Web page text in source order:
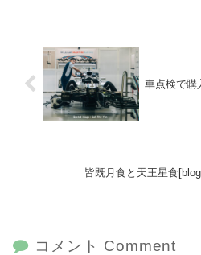
車点検で購
皆既月食と天王星食
コメント Comment